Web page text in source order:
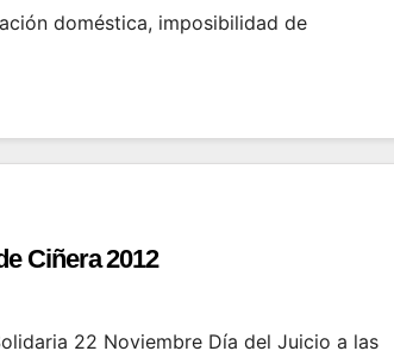
doméstica, imposibilidad de
Ciñera 2012
22 Noviembre Día del Juicio a las